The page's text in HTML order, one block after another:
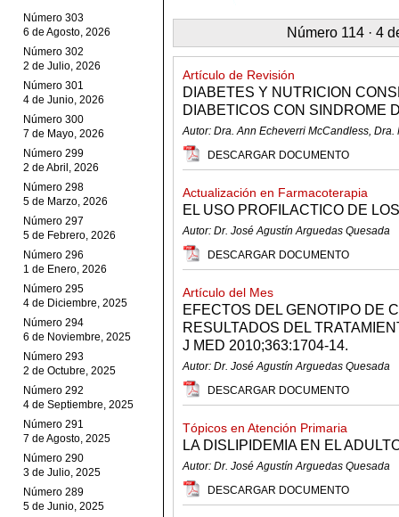
Número 303
6 de Agosto, 2026
Número 302
2 de Julio, 2026
Número 301
4 de Junio, 2026
Número 300
7 de Mayo, 2026
Número 299
2 de Abril, 2026
Número 298
5 de Marzo, 2026
Número 297
5 de Febrero, 2026
Número 296
1 de Enero, 2026
Número 295
4 de Diciembre, 2025
Número 294
6 de Noviembre, 2025
Número 293
2 de Octubre, 2025
Número 292
4 de Septiembre, 2025
Número 291
7 de Agosto, 2025
Número 290
3 de Julio, 2025
Número 289
5 de Junio, 2025
Número 114 · 4
Artículo de Revisión
DIABETES Y NUTRICION
DIABETICOS CON SINDROME
Autor: Dra. Ann Echeverri McCandless,
DESCARGAR DOCUMENTO
Actualización en Farmacoterapia
EL USO PROFILACTICO DE
Autor: Dr. José Agustín Arguedas Quesada
DESCARGAR DOCUMENTO
Artículo del Mes
EFECTOS DEL GENOTIPO DE
RESULTADOS DEL
J MED 2010;363:1704-14.
Autor: Dr. José Agustín Arguedas Quesada
DESCARGAR DOCUMENTO
Tópicos en Atención Primaria
LA DISLIPIDEMIA EN EL
Autor: Dr. José Agustín Arguedas Quesada
DESCARGAR DOCUMENTO